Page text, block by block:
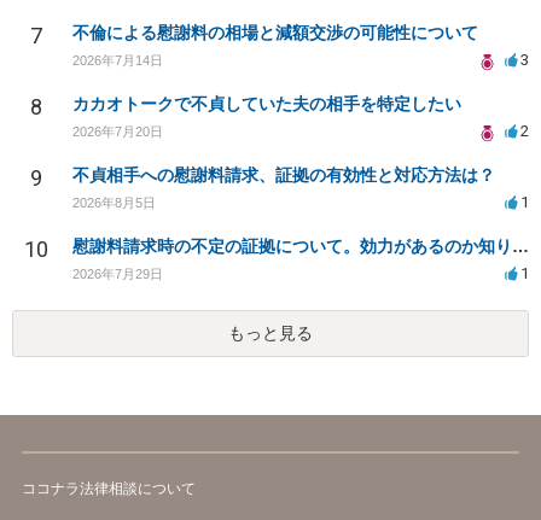
7 不倫による慰謝料の相場と減額交渉の可能性について
2026年7月14日 3
8 カカオトークで不貞していた夫の相手を特定したい
2026年7月20日 2
9 不貞相手への慰謝料請求、証拠の有効性と対応方法は？
2026年8月5日 1
10 慰謝料請求時の不定の証拠について。効力があるのか知りたい。
2026年7月29日 1
もっと見る
ココナラ法律相談について